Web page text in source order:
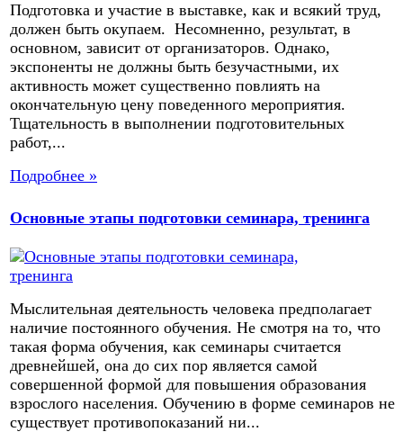
Подготовка и участие в выставке, как и всякий труд,
должен быть окупаем. Несомненно, результат, в
основном, зависит от организаторов. Однако,
экспоненты не должны быть безучастными, их
активность может существенно повлиять на
окончательную цену поведенного мероприятия.
Тщательность в выполнении подготовительных
работ,...
Подробнее »
Основные этапы подготовки семинара, тренинга
Мыслительная деятельность человека предполагает
наличие постоянного обучения. Не смотря на то, что
такая форма обучения, как семинары считается
древнейшей, она до сих пор является самой
совершенной формой для повышения образования
взрослого населения. Обучению в форме семинаров не
существует противопоказаний ни...